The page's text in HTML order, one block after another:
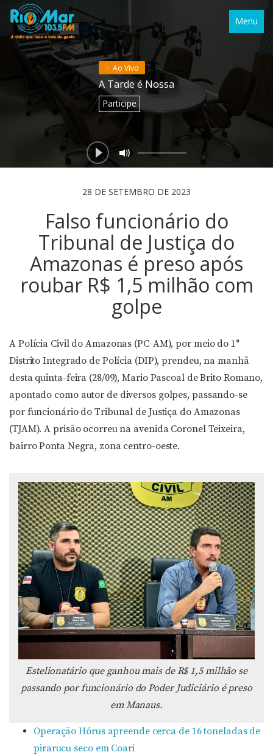
Menu
Ao Vivo
A Tarde é Nossa
Participe
28 DE SETEMBRO DE 2023
Falso funcionário do
Tribunal de Justiça do
Amazonas é preso após
roubar R$ 1,5 milhão com
golpe
A Polícia Civil do Amazonas (PC-AM), por meio do 1°
Distrito Integrado de Polícia (DIP), prendeu, na manhã
desta quinta-feira (28/09), Mario Pascoal de Brito Romano,
apontado como autor de diversos golpes, passando-se
por funcionário do Tribunal de Justiça do Amazonas
(TJAM). A prisão ocorreu na avenida Coronel Teixeira,
bairro Ponta Negra, zona centro-oeste.
Estelionatário que ganhou mais de R$ 1,5 milhão se
passando por funcionário do Poder Judiciário é preso
em Manaus.
Operação Hórus apreende cerca de 16 toneladas de
pirarucu seco em Coari